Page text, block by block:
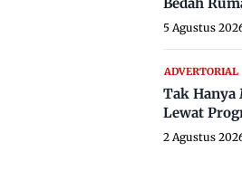
5 Agustus
ADVERTORIAL
Tak Hanya
Lewat
2 Agustus